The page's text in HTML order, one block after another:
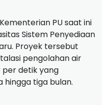
PU saat ini
Sistem Penyediaan
Proyek tersebut
pengolahan air
per detik yang
hingga tiga bulan.